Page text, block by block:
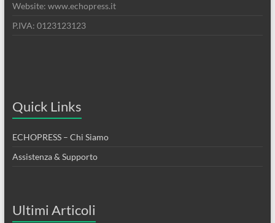
Website: www.echopress.it
P.IVA: 0123123123
Quick Links
ECHOPRESS – Chi Siamo
Assistenza & Supporto
Ultimi Articoli